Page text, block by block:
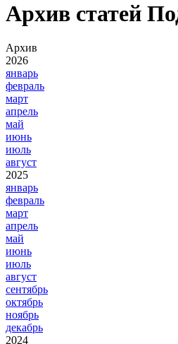
Архив статей
Архив
2026
январь
февраль
март
апрель
май
июнь
июль
август
2025
январь
февраль
март
апрель
май
июнь
июль
август
сентябрь
октябрь
ноябрь
декабрь
2024